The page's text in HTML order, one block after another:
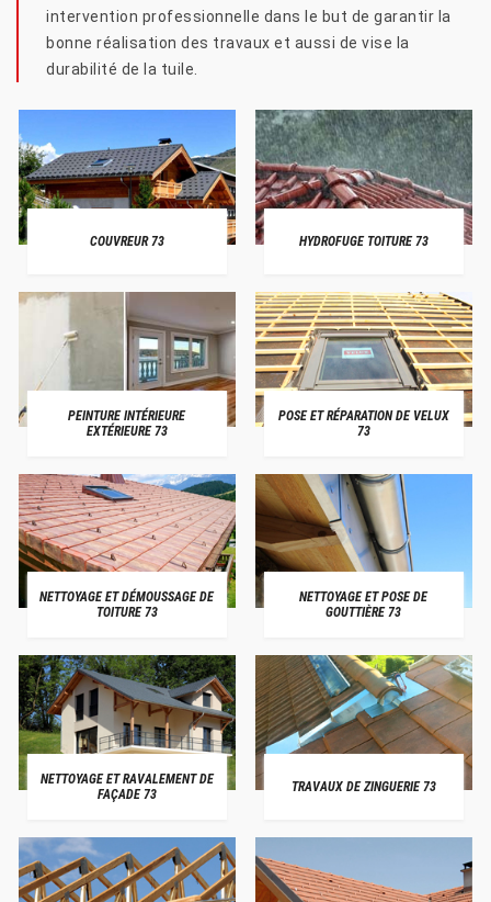
intervention professionnelle dans le but de garantir la
bonne réalisation des travaux et aussi de vise la
durabilité de la tuile.
COUVREUR 73 HYDROFUGE TOITURE 73
PEINTURE INTÉRIEURE
EXTÉRIEURE 73
POSE ET RÉPARATION DE VELUX
73
NETTOYAGE ET DÉMOUSSAGE DE
TOITURE 73
NETTOYAGE ET POSE DE
GOUTTIÈRE 73
NETTOYAGE ET RAVALEMENT DE
FAÇADE 73
TRAVAUX DE ZINGUERIE 73